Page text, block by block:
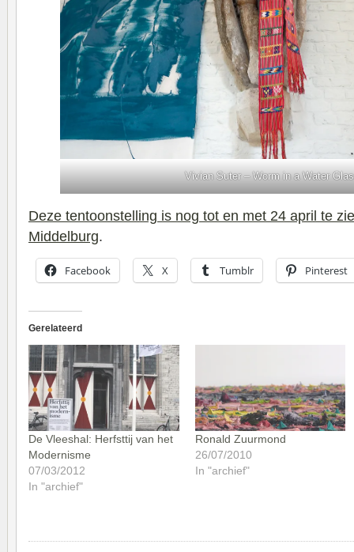
Vivian Suter – Worm in a Water
Deze tentoonstelling is nog tot en met 24 april te
Middelburg.
Facebook X Tumblr Pinterest
Gerelateerd
De Vleeshal: Herfsttij van het
Modernisme
07/03/2012
In "archief"
Ronald Zuurmond
26/07/2010
In "archief"